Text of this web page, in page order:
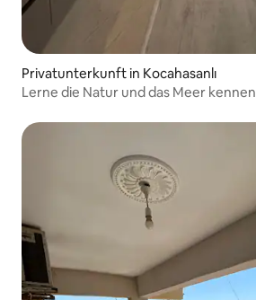
Privatunterkunft in Kocahasanlı
Lerne die Natur und das Meer kennen